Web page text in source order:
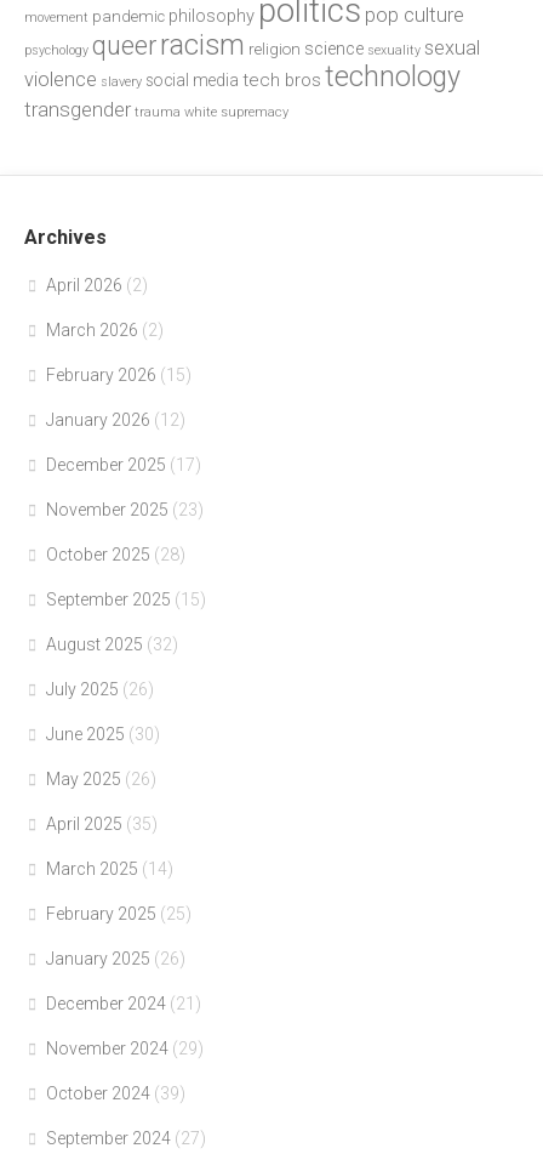
movement pandemic philosophy politics pop culture
psychology queerracism religion science sexuality sexual
violence slavery social media tech bros technology
transgender trauma white supremacy
Archives
April 2026 (2)
March 2026 (2)
February 2026 (15)
January 2026 (12)
December 2025 (17)
November 2025 (23)
October 2025 (28)
September 2025 (15)
August 2025 (32)
July 2025 (26)
June 2025 (30)
May 2025 (26)
April 2025 (35)
March 2025 (14)
February 2025 (25)
January 2025 (26)
December 2024 (21)
November 2024 (29)
October 2024 (39)
September 2024 (27)